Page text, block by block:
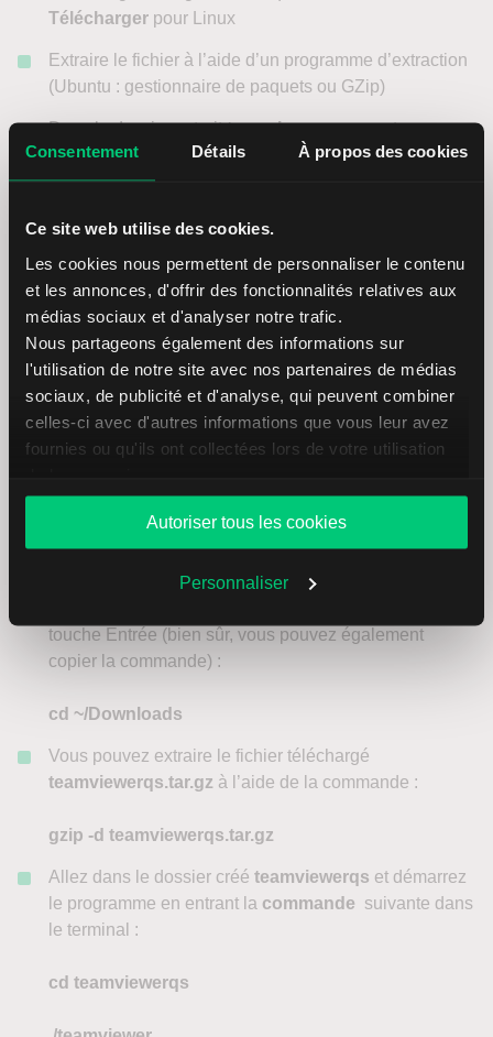
Consentement Détails À propos des cookies
Ce site web utilise des cookies.
Les cookies nous permettent de personnaliser le contenu
et les annonces, d'offrir des fonctionnalités relatives aux
médias sociaux et d'analyser notre trafic.
Nous partageons également des informations sur
l'utilisation de notre site avec nos partenaires de médias
sociaux, de publicité et d'analyse, qui peuvent combiner
celles-ci avec d'autres informations que vous leur avez
fournies ou qu'ils ont collectées lors de votre utilisation
Autoriser tous les cookies
Personnaliser
Télécharger pour Linux
Extraire le fichier à l’aide d’un programme d’extraction
(Ubuntu : gestionnaire de paquets ou GZip)
Dans le dossier extraitteamviewerqs,vous trouverez
le fichierTeamViewer
Si votre système d’exploitation affiche un
avertissement de sécurité, vérifiez que le logiciel a
bien été téléchargé depuis le site officiel de LYNX
avant de cliquer surOuiouContinuer
Installation via la ligne de commande / la console:
Ouvrez le terminal (également appelé shell ou
console) et accédez au répertoire dans lequel vous
des distributions (par exemple ubuntu), vous ouvrez un
Ctrl+Alt+T. Pour l’exemple, nous avons
enregistré le fichier dans notre dossier d’accueil sous
/Downloads. Pour y accéder, entrez la commande
touche Entrée (bien sûr, vous pouvez également
copier la commande) :
cd ~/Downloads
Vous pouvez extraire le fichier téléchargé
teamviewerqs.tar.gz à l’aide de la commande :
gzip -d teamviewerqs.tar.gz
Allez dans le dossier créé teamviewerqs et démarrez
le programme en entrant la commande suivante dans
le terminal :
cd teamviewerqs